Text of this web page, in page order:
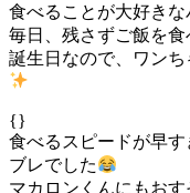
食べることが大好きな
毎日、残さずご飯を
誕生日なので、ワン
{}
食べるスピードが早
ブレでした
マカロンくんにもおす